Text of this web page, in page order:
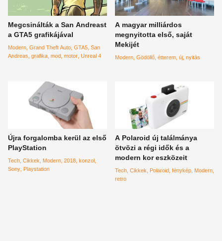
Megcsinálták a San Andreast
a GTA5 grafikájával
Modern Grand Theft Auto GTA5 San
Andreas grafika mod motor Unreal 4
A magyar milliárdos
megnyitotta első, saját
Mekijét
Modern Gödöllő étterem új nyitás
Újra forgalomba kerül az első
PlayStation
Tech Cikkek Modern 2018 konzol
Sony Playstation
A Polaroid új találmánya
ötvözi a régi idők és a
modern kor eszközeit
Tech Cikkek Polaroid fénykép Modern
retro